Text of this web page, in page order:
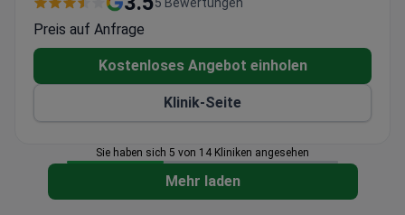
verschiedene Hautprobleme
Zahnärztliche Leistungen reichen von
kosmetischem BTX und Fillern bis hin zu
funktionellen Implantaten und Kieferorthopädie
Kombiniert medizinisches Fachwissen mit Spa-
ähnlicher Entspannung für ein umfassendes
Wellness-Erlebnis
Verwendet klinisch erprobte Techniken für die
Preis auf Anfrage
Kostenloses Angebot einholen
Klinik-Seite
Sie haben sich 5 von 14 Kliniken angesehen
Mehr laden